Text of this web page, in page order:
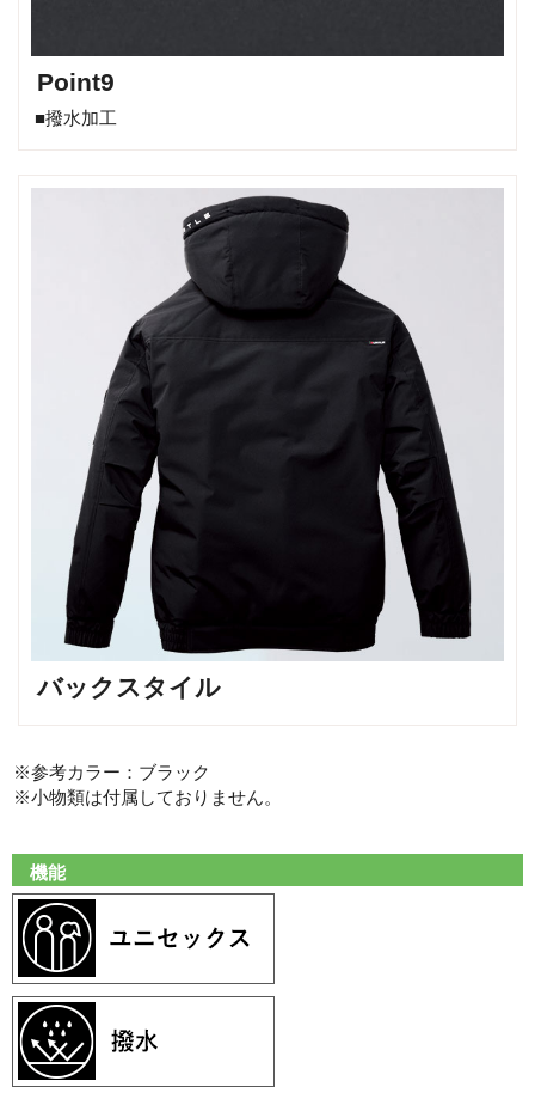
Point9
■撥水加工
バックスタイル
※参考カラー：ブラック
※小物類は付属しておりません。
機能